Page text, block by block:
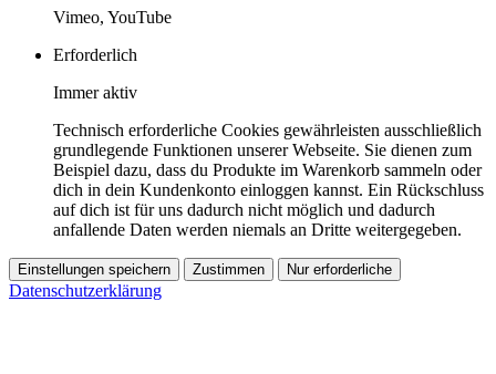
Vimeo, YouTube
Erforderlich
Immer aktiv
Technisch erforderliche Cookies gewährleisten ausschließlich
grundlegende Funktionen unserer Webseite. Sie dienen zum
Beispiel dazu, dass du Produkte im Warenkorb sammeln oder
dich in dein Kundenkonto einloggen kannst. Ein Rückschluss
auf dich ist für uns dadurch nicht möglich und dadurch
anfallende Daten werden niemals an Dritte weitergegeben.
Einstellungen speichern Zustimmen Nur erforderliche
Datenschutzerklärung